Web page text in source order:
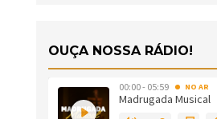
OUÇA NOSSA RÁDIO!